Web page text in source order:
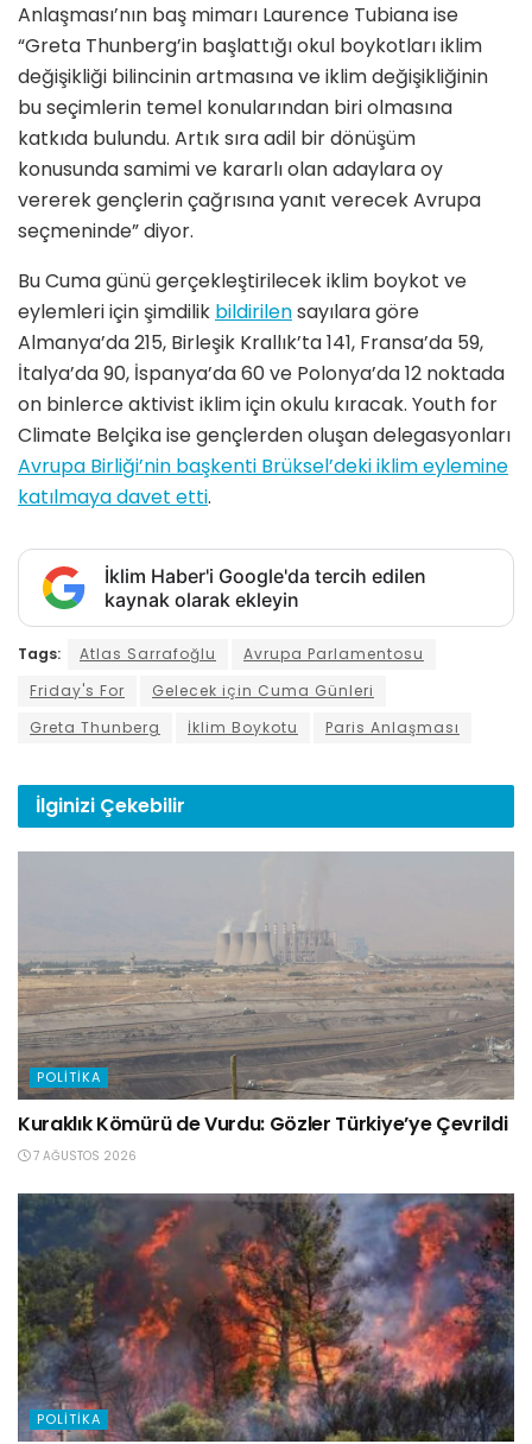
Anlaşması’nın baş mimarı Laurence Tubiana ise
“Greta Thunberg’in başlattığı okul boykotları iklim
değişikliği bilincinin artmasına ve iklim değişikliğinin
bu seçimlerin temel konularından biri olmasına
katkıda bulundu. Artık sıra adil bir dönüşüm
konusunda samimi ve kararlı olan adaylara oy
vererek gençlerin çağrısına yanıt verecek Avrupa
seçmeninde” diyor.
Bu Cuma günü gerçekleştirilecek iklim boykot ve
eylemleri için şimdilik bildirilensayılara göre
Almanya’da 215, Birleşik Krallık’ta 141, Fransa’da 59,
İtalya’da 90, İspanya’da 60 ve Polonya’da 12 noktada
on binlerce aktivist iklim için okulu kıracak. Youth for
Climate Belçika ise gençlerden oluşan delegasyonları
Avrupa Birliği’nin başkenti Brüksel’deki iklim eylemine
katılmaya davet etti.
İklim Haber'i Google'da tercih edilen
kaynak olarak ekleyin
Tags: Atlas Sarrafoğlu
Avrupa Parlamentosu
Friday's For
Gelecek için Cuma Günleri
Greta Thunberg
İklim Boykotu Paris Anlaşması
İlginizi Çekebilir
POLITIKA
Kuraklık Kömürü de Vurdu: Gözler Türkiye’ye Çevrildi
7 AĞUSTOS 2026
POLITIKA